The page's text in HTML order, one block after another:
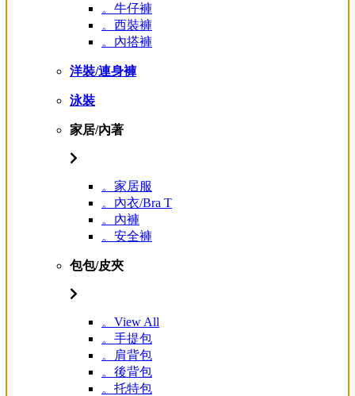
。牛仔褲
。西裝褲
。內搭褲
洋裝/連身褲
泳裝
家居/內著
。家居服
。內衣/Bra T
。內褲
。安全褲
包包/皮夾
。View All
。手提包
。肩背包
。後背包
。托特包